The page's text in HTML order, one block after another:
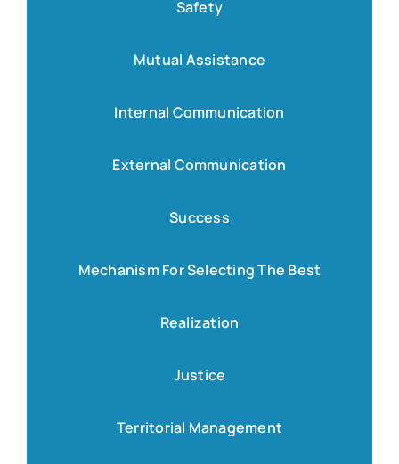
Safety
Mutual Assistance
Internal Communication
External Communication
Success
Mechanism For Selecting The Best
Realization
Justice
Territorial Management